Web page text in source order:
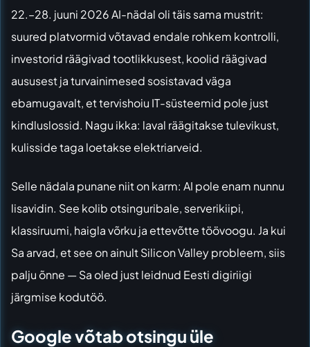
22.–28. juuni 2026 AI-nädal oli täis sama mustrit:
suured platvormid võtavad endale rohkem kontrolli,
investorid räägivad tootlikkusest, koolid räägivad
aususest ja turvainimesed sosistavad väga
ebamugavalt, et tervishoiu IT-süsteemid pole just
kindluslossid. Nagu ikka: laval räägitakse tulevikust,
kulisside taga loetakse elektriarveid.
Selle nädala punane niit on karm: AI pole enam nunnu
lisavidin. See kolib otsinguribale, serverikiipi,
klassiruumi, haigla võrku ja ettevõtte töövoogu. Ja kui
Sa arvad, et see on ainult Silicon Valley probleem, siis
palju õnne — Sa oled just leidnud Eesti digiriigi
järgmise kodutöö.
Google võtab otsingu üle